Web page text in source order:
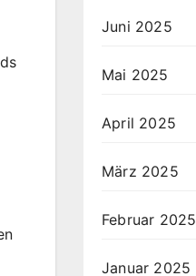
Juni 2025
Mai 2025
April 2025
März 2025
Februar 2025
Januar 2025